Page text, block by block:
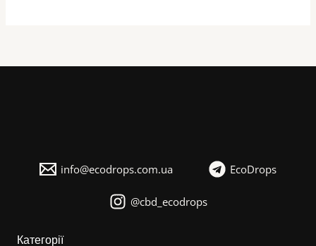
info@ecodrops.com.ua EcoDrops
@cbd_ecodrops
Категорії